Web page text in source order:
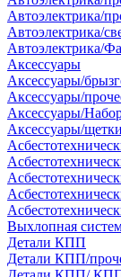
Автоэлектрика/
Автоэлектрика/
Автоэлектрика/
Аксессуары
Аксессуары/
Аксессуары/
Аксессуары/
Аксессуары/
Выхлопная
Детали КПП
Детали КПП/